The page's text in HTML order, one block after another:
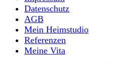
Datenschutz
AGB
Mein Heimstudio
Referenzen
Meine Vita